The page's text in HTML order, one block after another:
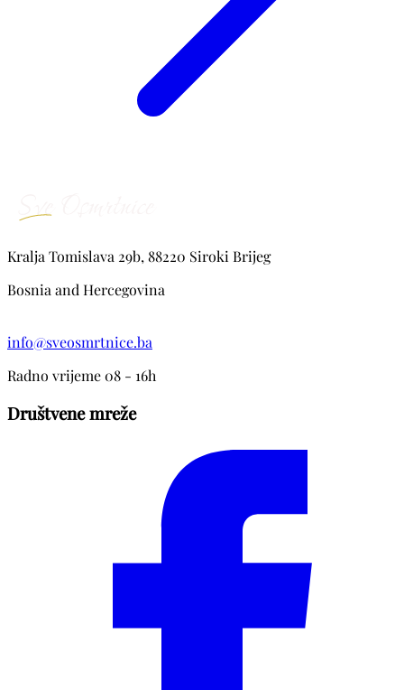
Kralja Tomislava 29b, 88220 Siroki Brijeg
Bosnia and Hercegovina
info@sveosmrtnice.ba
Radno vrijeme 08 - 16h
Društvene mreže